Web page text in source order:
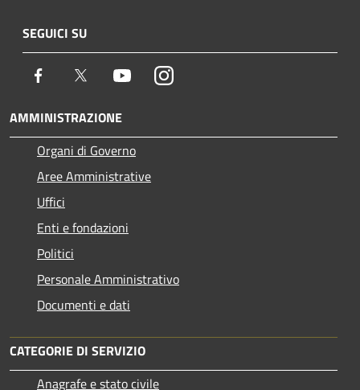
SEGUICI SU
Facebook Twitter YoutubeInstagram
AMMINISTRAZIONE
Organi di Governo
Aree Amministrative
Uffici
Enti e fondazioni
Politici
Personale Amministrativo
Documenti e dati
CATEGORIE DI SERVIZIO
Anagrafe e stato civile